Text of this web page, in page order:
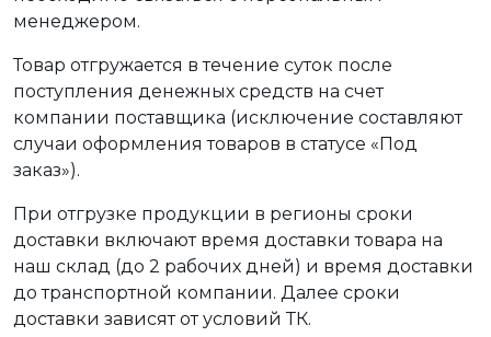
менеджером.
Товар отгружается в течение суток после
поступления денежных средств на счет
компании поставщика (исключение составляют
случаи оформления товаров в статусе «Под
заказ»).
При отгрузке продукции в регионы сроки
доставки включают время доставки товара на
наш склад (до 2 рабочих дней) и время доставки
до транспортной компании. Далее сроки
доставки зависят от условий ТК.